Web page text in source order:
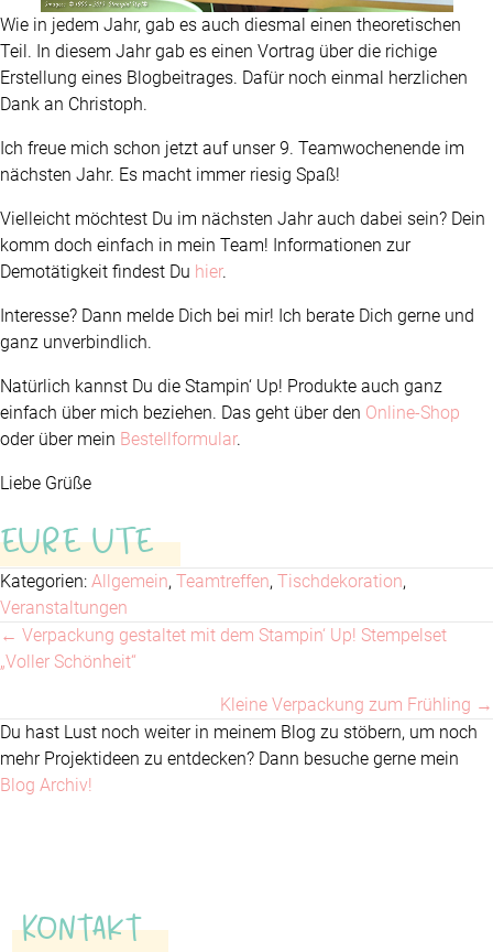
Wie in jedem Jahr, gab es auch diesmal einen theoretischen
Teil. In diesem Jahr gab es einen Vortrag über die richige
Erstellung eines Blogbeitrages. Dafür noch einmal herzlichen
Dank an Christoph.
Ich freue mich schon jetzt auf unser 9. Teamwochenende im
nächsten Jahr. Es macht immer riesig Spaß!
Vielleicht möchtest Du im nächsten Jahr auch dabei sein? Dein
komm doch einfach in mein Team! Informationen zur
Demotätigkeit findest Du hier.
Interesse? Dann melde Dich bei mir! Ich berate Dich gerne und
ganz unverbindlich.
Natürlich kannst Du die Stampin‘ Up! Produkte auch ganz
einfach über mich beziehen. Das geht über den Online-Shop
oder über mein Bestellformular.
Liebe Grüße
EURE UTE
Kategorien: Allgemein, Teamtreffen, Tischdekoration,
Veranstaltungen
Posts
← Verpackung gestaltet mit dem Stampin‘ Up! Stempelset
„Voller Schönheit“
Kleine Verpackung zum Frühling →
Du hast Lust noch weiter in meinem Blog zu stöbern, um noch
mehr Projektideen zu entdecken? Dann besuche gerne mein
Blog Archiv!
Kontakt